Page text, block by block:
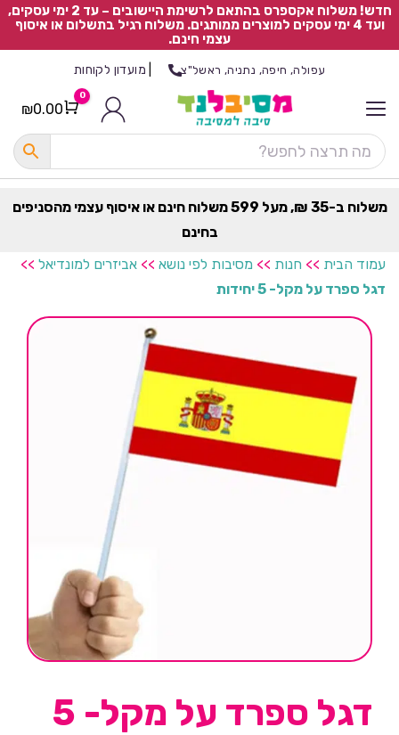
חדש! משלוח אקספרס בהתאם לרשימת היישובים – עד 2 ימי עסקים,
ועד 4 ימי עסקים למוצרים ממותגים. משלוח רגיל בתשלום או איסוף
עצמי חינם.
עפולה, חיפה, נתניה, ראשל"צ מועדון לקוחות
Cart
0
₪0.00
משלוח ב-35 ₪, מעל 599 משלוח חינם או איסוף עצמי מהסניפים
בחינם
עמוד הבית >> חנות >> מסיבות לפי נושא >> אביזרים למונדיאל >>
דגל ספרד על מקל- 5 יחידות
דגל ספרד על מקל- 5